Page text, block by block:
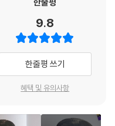
게 화를 푸는 다양한 방법을
뜩 난 아이를 마주하게 되어
양한 방법을 하나씩 알려 주
9.8
한줄평 쓰기
혜택 및 유의사항